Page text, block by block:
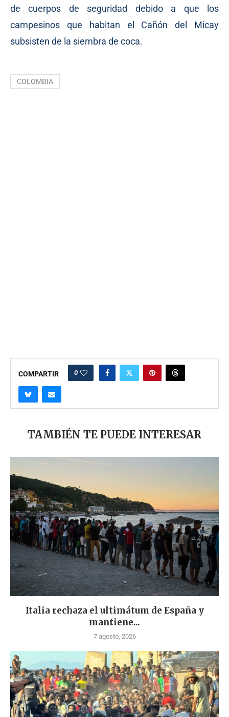
de cuerpos de seguridad debido a que los
campesinos que habitan el Cañón del Micay
subsisten de la siembra de coca.
COLOMBIA
COMPARTIR 0
TAMBIÉN TE PUEDE INTERESAR
Italia rechaza el ultimátum de España y
mantiene...
7 agosto, 2026